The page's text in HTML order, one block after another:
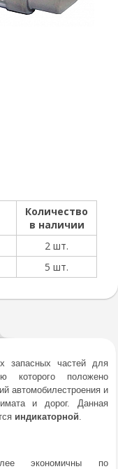
Количество
в наличии
2 шт.
5 шт.
запасных частей для
которого положено
автомобилестроения и
и дорог. Данная
индикаторной.
экономичны по